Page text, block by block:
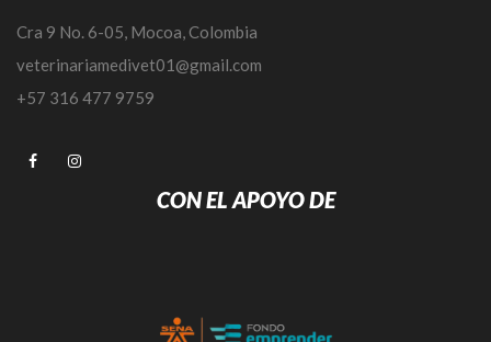
Cra 9 No. 6-05, Mocoa, Colombia
veterinariamedivet01@gmail.com
+57 316 477 9759
CON EL APOYO DE